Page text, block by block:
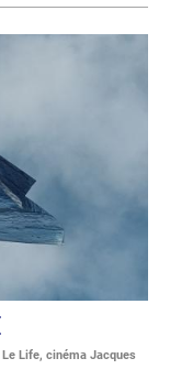
Life, cinéma Jacques